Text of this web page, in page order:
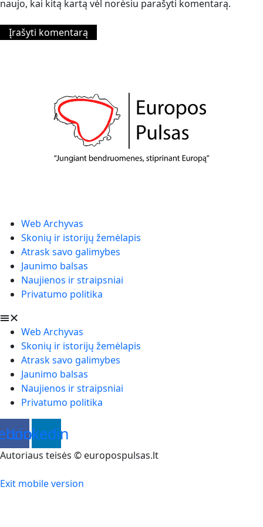
naujo, kai kitą kartą vėl norėsiu parašyti komentarą.
Web Archyvas
Skonių ir istorijų žemėlapis
Atrask savo galimybes
Jaunimo balsas
Naujienos ir straipsniai
Privatumo politika
Web Archyvas
Skonių ir istorijų žemėlapis
Atrask savo galimybes
Jaunimo balsas
Naujienos ir straipsniai
Privatumo politika
Linkedin
Autoriaus teisės © europospulsas.lt
Exit mobile version